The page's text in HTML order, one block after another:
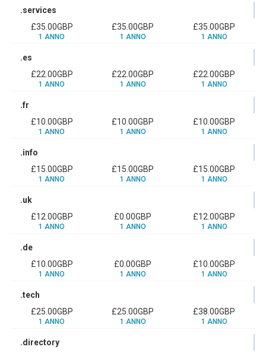
.services
£35.00GBP
1 ANNO
£35.00GBP
1 ANNO
£35.00GBP
1 ANNO
.es
£22.00GBP
1 ANNO
£22.00GBP
1 ANNO
£22.00GBP
1 ANNO
.fr
£10.00GBP
1 ANNO
£10.00GBP
1 ANNO
£10.00GBP
1 ANNO
.info
£15.00GBP
1 ANNO
£15.00GBP
1 ANNO
£15.00GBP
1 ANNO
.uk
£12.00GBP
1 ANNO
£0.00GBP
1 ANNO
£12.00GBP
1 ANNO
.de
£10.00GBP
1 ANNO
£0.00GBP
1 ANNO
£10.00GBP
1 ANNO
.tech
£25.00GBP
1 ANNO
£25.00GBP
1 ANNO
£38.00GBP
1 ANNO
.directory